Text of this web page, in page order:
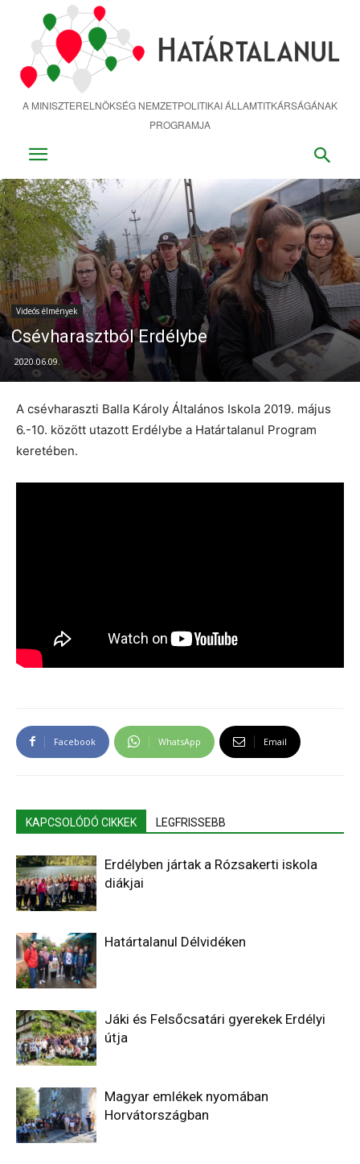
tartalomra
A MINISZTERELNÖKSÉG NEMZETPOLITIKAI ÁLLAMTITKÁRSÁGÁNAK
PROGRAMJA
Videós élmények
Csévharasztból Erdélybe
2020.06.09.
A csévharaszti Balla Károly Általános Iskola 2019. május
6.-10. között utazott Erdélybe a Határtalanul Program
keretében.
Facebook WhatsApp Email
KAPCSOLÓDÓ CIKKEK LEGFRISSEBB
Erdélyben jártak a Rózsakerti iskola
diákjai
Határtalanul Délvidéken
Jáki és Felsőcsatári gyerekek Erdélyi
útja
Magyar emlékek nyomában
Horvátországban